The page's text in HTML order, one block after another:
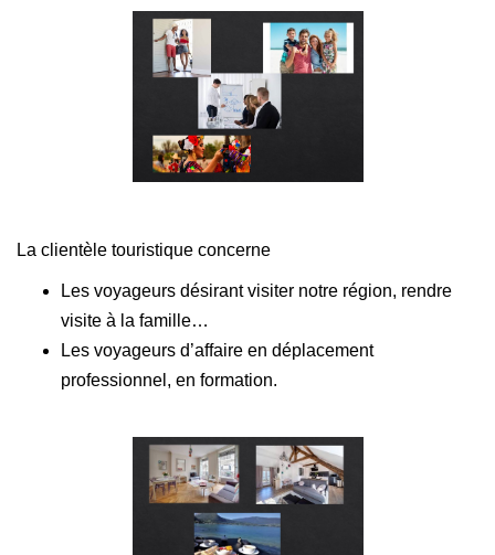
La clientèle touristique concerne
Les voyageurs désirant visiter notre région, rendre
visite à la famille…
Les voyageurs d’affaire en déplacement
professionnel, en formation.